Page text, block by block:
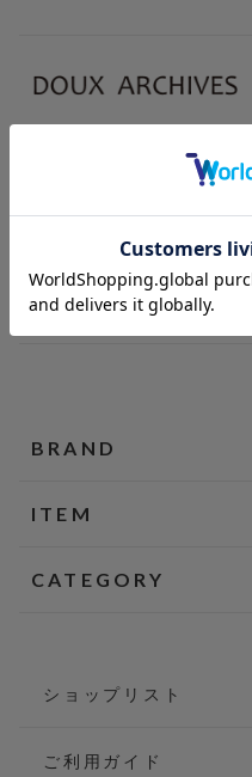
BRAND
ITEM
CATEGORY
ショップリスト
ご利用ガイド